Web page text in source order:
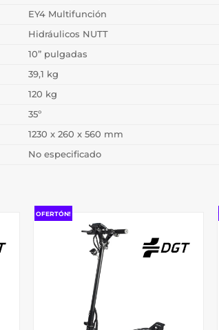
EY4 Multifunción
Hidráulicos NUTT
10” pulgadas
39,1 kg
120 kg
35º
1230 x 260 x 560 mm
No especificado
OFERTÓN!